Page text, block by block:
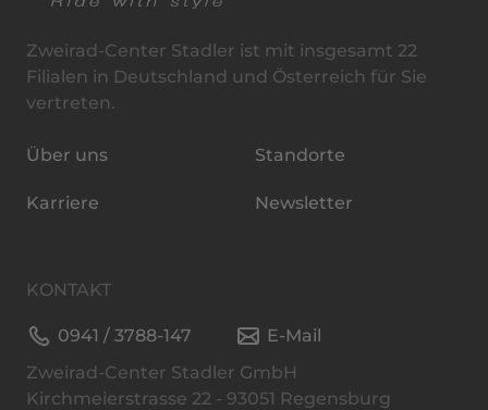
Zweirad-Center Stadler ist mit insgesamt 22
Filialen in Deutschland und Österreich für Sie
vertreten.
Über uns Standorte
Karriere Newsletter
KONTAKT
0941 / 3788-147
E-Mail
Zweirad-Center Stadler GmbH
Kirchmeierstrasse 22
93051 Regensburg